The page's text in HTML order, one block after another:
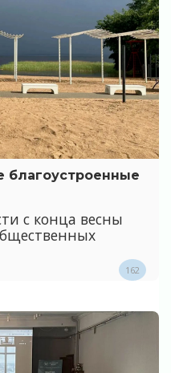
благоустроенные
с конца весны
162